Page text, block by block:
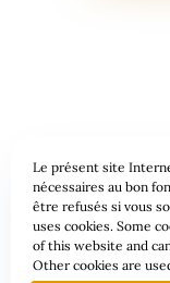
Seitenübersicht
Le présent site
nécessaires au bon
être refusés si vous
uses cookies. Some
of this website and
Other cookies are